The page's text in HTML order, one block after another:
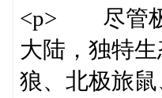
<p> 尽管极
大陆，独特
狼、北极旅